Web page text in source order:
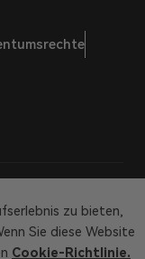
zu bieten,
Sie diese Website
Cookie-Richtlinie.